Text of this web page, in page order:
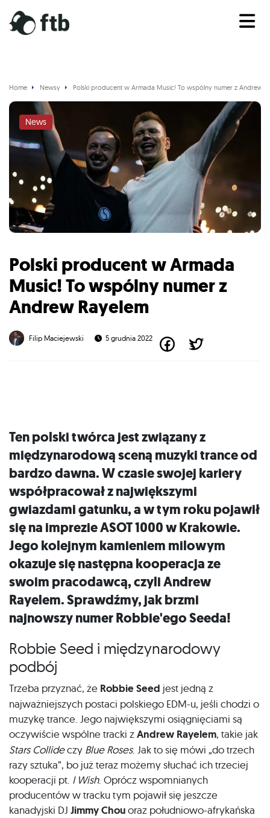
Home Newsy Polski producent w Armada Music! To wspólny numer z Andrew
News
Polski producent w Armada
Music! To wspólny numer z
Andrew Rayelem
Filip Maciejewski 5 grudnia 2022
Ten polski twórca jest związany z
międzynarodową sceną muzyki trance od
bardzo dawna. W czasie swojej kariery
współpracował z największymi
gwiazdami gatunku, a w tym roku pojawił
się na imprezie ASOT 1000 w Krakowie.
Jego kolejnym kamieniem milowym
okazuje się następna kooperacja ze
swoim pracodawcą, czyli Andrew
Rayelem. Sprawdźmy, jak brzmi
najnowszy numer Robbie'ego Seeda!
Robbie Seed i międzynarodowy
podbój
Trzeba przyznać, że Robbie Seed jest jedną z
najważniejszych postaci polskiego EDM-u, jeśli chodzi o
muzykę trance. Jego największymi osiągnięciami są
oczywiście wspólne tracki zAndrew Rayelem, takie jak
Stars Collideczy Blue Roses. Jak to się mówi „do trzech
razy sztuka”, bo już teraz możemy słuchać ich trzeciej
kooperacji pt. I Wish. Oprócz wspomnianych
producentów w tracku tym pojawił się jeszcze
kanadyjski DJ Jimmy Chouoraz południowo-afrykańska